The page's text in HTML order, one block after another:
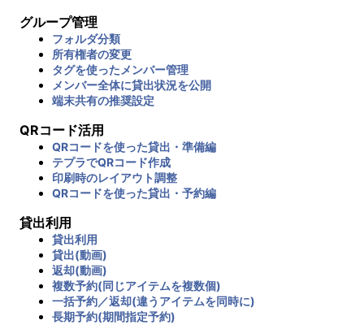
グループ管理
フォルダ分類
所有権者の変更
タグを使ったメンバー管理
メンバー全体に貸出状況を公開
端末共有の推奨設定
QRコード活用
QRコードを使った貸出・準備編
テプラでQRコード作成
印刷時のレイアウト調整
QRコードを使った貸出・予約編
貸出利用
貸出利用
貸出(動画)
返却(動画)
複数予約(同じアイテムを複数個)
一括予約／返却(違うアイテムを同時に)
長期予約(期間指定予約)